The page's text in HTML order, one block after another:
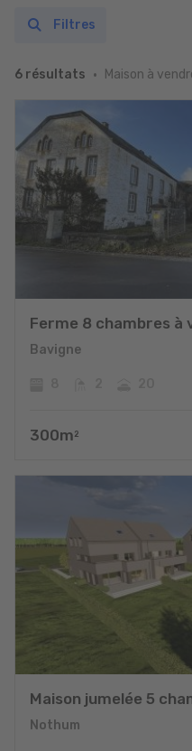
6 résultats Maison à
Filtres
Ferme 8 chambres à
Bavigne
300m 2
Maison jumelée 5
Nothum